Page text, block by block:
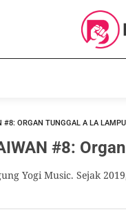
#8: ORGAN TUNGGAL A LA
#8:
Yogi Music. Sejak